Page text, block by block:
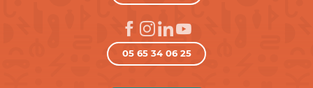
05 65 34 06 25